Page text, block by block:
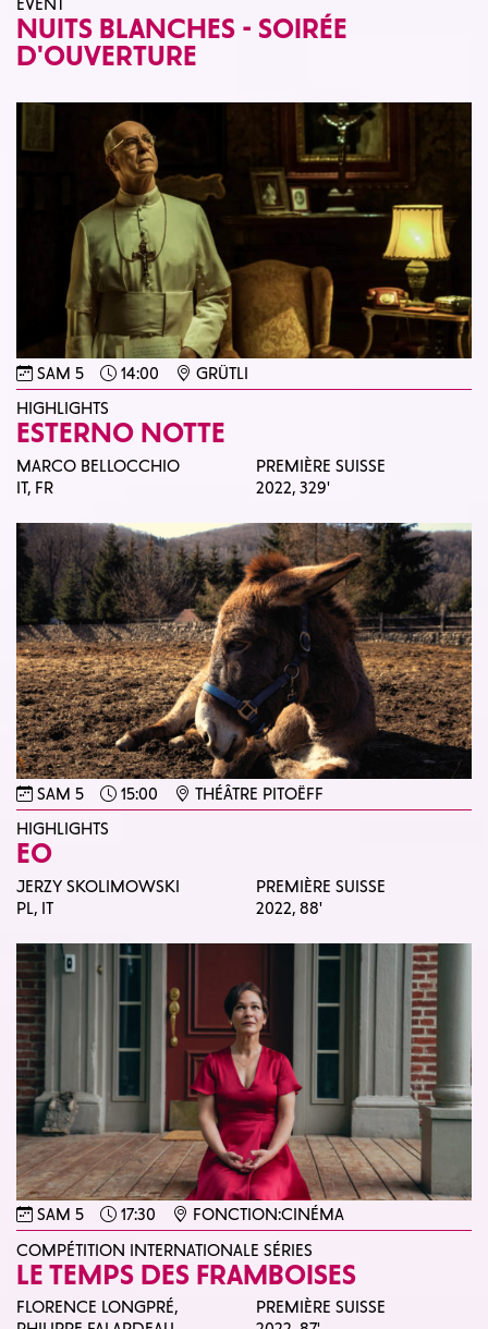
EVENT
NUITS BLANCHES - SOIRÉE
D'OUVERTURE
SAM 5 14:00
GRÜTLI
HIGHLIGHTS
ESTERNO NOTTE
MARCO BELLOCCHIO
IT, FR
PREMIÈRE SUISSE
2022,329'
SAM 5 15:00
THÉÂTRE PITOËFF
HIGHLIGHTS
EO
JERZY SKOLIMOWSKI
PL, IT
PREMIÈRE SUISSE
2022,88'
SAM 5 17:30
FONCTION:CINÉMA
COMPÉTITION INTERNATIONALE SÉRIES
LE TEMPS DES FRAMBOISES
FLORENCE LONGPRÉ,
PREMIÈRE SUISSE